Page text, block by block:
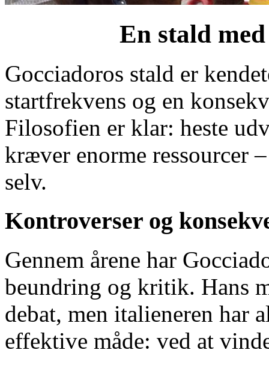
En stald
Gocciadoros stald er
startfrekvens og en
Filosofien er klar: heste
kræver enorme ressourcer
selv.
Kontroverser og
Gennem årene har
beundring og kritik. Hans
debat, men italieneren har
effektive måde: ved at